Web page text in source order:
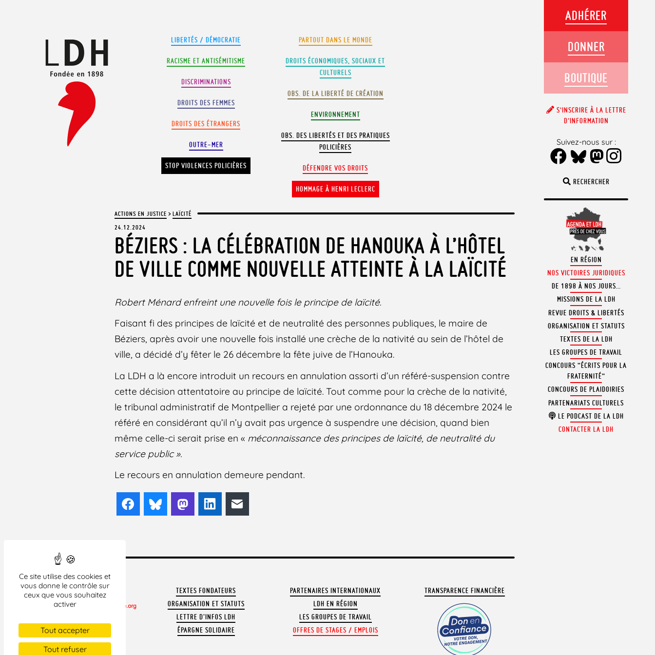
Ce site utilise des cookies et
vous donne le contrôle sur
ceux que vous souhaitez
activer
Tout accepter
Tout refuser
LIBERTÉS / DÉMOCRATIE
RACISME ET ANTISÉMITISME
DISCRIMINATIONS
DROITS DES FEMMES
DROITS DES ÉTRANGERS
OUTRE-MER
STOP VIOLENCES POLICIÈRES
PARTOUT DANS LE MONDE
DROITS ÉCONOMIQUES, SOCIAUX ET
CULTURELS
OBS. DE LA LIBERTÉ DE CRÉATION
ENVIRONNEMENT
OBS. DES LIBERTÉS ET DES PRATIQUES
POLICIÈRES
DÉFENDRE VOS DROITS
HOMMAGE À HENRI LECLERC
ACTIONS EN JUSTICE >LAÏCITÉ
24.12.2024
BÉZIERS : LA CÉLÉBRATION DE HANOUKA À L’HÔTEL
DE VILLE COMME NOUVELLE ATTEINTE À LA LAÏCITÉ
Robert Ménard enfreint une nouvelle fois le principe de laïcité.
Faisant fi des principes de laïcité et de neutralité des personnes publiques, le maire de
Béziers, après avoir une nouvelle fois installé une crèche de la nativité au sein de l’hôtel de
ville, a décidé d’y fêter le 26 décembre la fête juive de l’Hanouka.
La LDH a là encore introduit un recours en annulation assorti d’un référé-suspension contre
cette décision attentatoire au principe de laïcité. Tout comme pour la crèche de la nativité,
le tribunal administratif de Montpellier a rejeté par une ordonnance du 18 décembre 2024 le
référé en considérant qu’il n’y avait pas urgence à suspendre une décision, quand bien
même celle-ci serait prise en « méconnaissance des principes de laïcité, de neutralité du
service public ».
Le recours en annulation demeure pendant.
FacebookBlueskyMastodonLinkedIn
CONTACTER LA LDH
REVUE DE PRESSE
ARCHIVES
TEXTES FONDATEURS
ORGANISATION ET STATUTS
LETTRE D'INFOS LDH
ÉPARGNE SOLIDAIRE
PARTENAIRES INTERNATIONAUX
LDH EN RÉGION
LES GROUPES DE TRAVAIL
OFFRES DE STAGES / EMPLOIS
TRANSPARENCE FINANCIÈRE
RECHERCHER
EN RÉGION
NOS VICTOIRES JURIDIQUES
DE 1898 À NOS JOURS…
MISSIONS DE LA LDH
REVUE DROITS & LIBERTÉS
ORGANISATION ET STATUTS
TEXTES DE LA LDH
LES GROUPES DE TRAVAIL
CONCOURS “ÉCRITS POUR LA
FRATERNITÉ”
CONCOURS DE PLAIDOIRIES
PARTENARIATS CULTURELS
LE PODCAST DE LA LDH
CONTACTER LA LDH
ADHÉRER
DONNER
BOUTIQUE
S’INSCRIRE À LA LETTRE
D’INFORMATION
Suivez-nous sur :